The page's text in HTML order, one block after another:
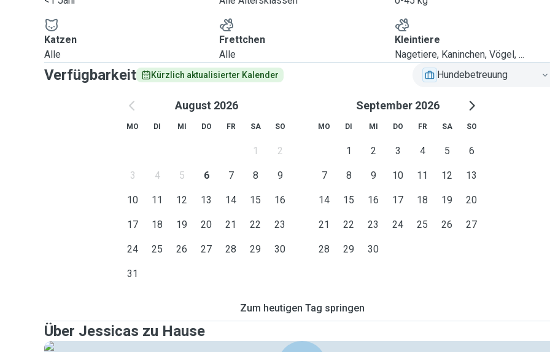
Katzen
Alle
Frettchen
Alle
Kleintiere
Nagetiere, Kaninchen, Vögel, ...
Verfügbarkeit Kürzlich aktualisierter Kalender Hundebetreuung
August 2026
MO DI MI DO FR SA SO
1 2
3 4 5 6 7 8 9
10 11 12 13 14 15 16
17 18 19 20 21 22 23
24 25 26 27 28 29 30
31
September 2026
MO DI MI DO FR SA SO
1 2 3 4 5 6
7 8 9 10 11 12 13
14 15 16 17 18 19 20
21 22 23 24 25 26 27
28 29 30
Zum heutigen Tag springen
Über Jessicas zu Hause